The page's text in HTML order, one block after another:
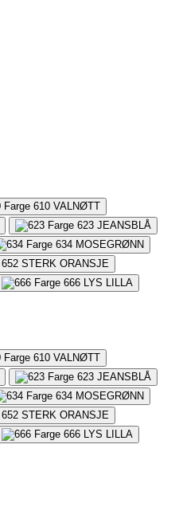
610 VALNØTT
623 JEANSBLÅ
634 MOSEGRØNN
652 STERK ORANSJE
666 LYS LILLA
610 VALNØTT
623 JEANSBLÅ
634 MOSEGRØNN
652 STERK ORANSJE
666 LYS LILLA